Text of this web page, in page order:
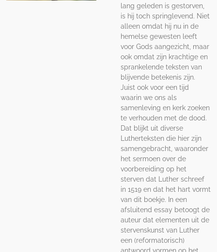
lang geleden is gestorven,
is hij toch springlevend. Niet
alleen omdat hij nu in de
hemelse gewesten leeft
voor Gods aangezicht, maar
ook omdat zijn krachtige en
sprankelende teksten van
blijvende betekenis zijn.
Juist ook voor een tijd
waarin we ons als
samenleving en kerk zoeken
te verhouden met de dood.
Dat blijkt uit diverse
Lutherteksten die hier zijn
samengebracht, waaronder
het sermoen over de
voorbereiding op het
sterven dat Luther schreef
in 1519 en dat het hart vormt
van dit boekje. In een
afsluitend essay betoogt de
auteur dat elementen uit de
stervenskunst van Luther
een (reformatorisch)
antwoord vormen op het